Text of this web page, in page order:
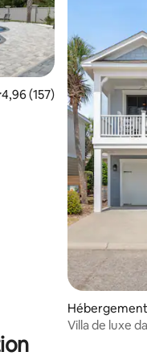
: 4,86 sur 5
moyenne sur la
4,96 (157)
e Beach
Villa de luxe